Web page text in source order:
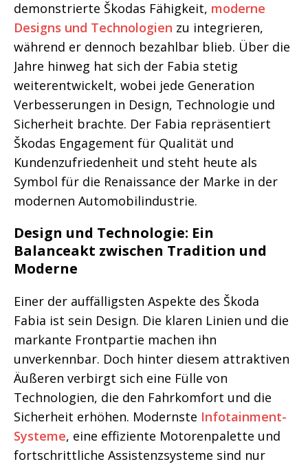
demonstrierte Škodas Fähigkeit, moderne
Designs und Technologien zu integrieren,
während er dennoch bezahlbar blieb. Über die
Jahre hinweg hat sich der Fabia stetig
weiterentwickelt, wobei jede Generation
Verbesserungen in Design, Technologie und
Sicherheit brachte. Der Fabia repräsentiert
Škodas Engagement für Qualität und
Kundenzufriedenheit und steht heute als
Symbol für die Renaissance der Marke in der
modernen Automobilindustrie.
Design und Technologie: Ein
Balanceakt zwischen Tradition und
Moderne
Einer der auffälligsten Aspekte des Škoda
Fabia ist sein Design. Die klaren Linien und die
markante Frontpartie machen ihn
unverkennbar. Doch hinter diesem attraktiven
Äußeren verbirgt sich eine Fülle von
Technologien, die den Fahrkomfort und die
Sicherheit erhöhen. Modernste Infotainment-
Systeme, eine effiziente Motorenpalette und
fortschrittliche Assistenzsysteme sind nur